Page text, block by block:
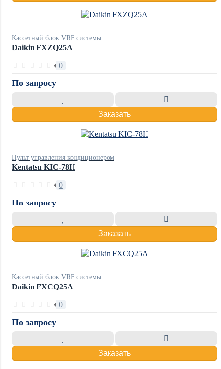
Кассетный блок VRF системы
Daikin FXZQ25A
0
По запросу
Заказать
Пульт управления кондиционером
Kentatsu KIC-78H
0
По запросу
Заказать
Кассетный блок VRF системы
Daikin FXCQ25A
0
По запросу
Заказать